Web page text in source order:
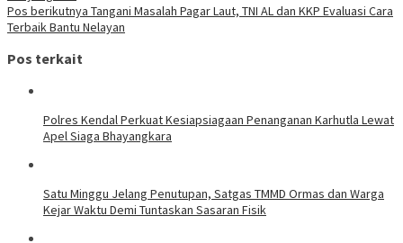
Pos berikutnya Tangani Masalah Pagar Laut, TNI AL dan KKP Evaluasi Cara
Terbaik Bantu Nelayan
Pos terkait
Polres Kendal Perkuat Kesiapsiagaan Penanganan Karhutla Lewat
Apel Siaga Bhayangkara
Satu Minggu Jelang Penutupan, Satgas TMMD Ormas dan Warga
Kejar Waktu Demi Tuntaskan Sasaran Fisik